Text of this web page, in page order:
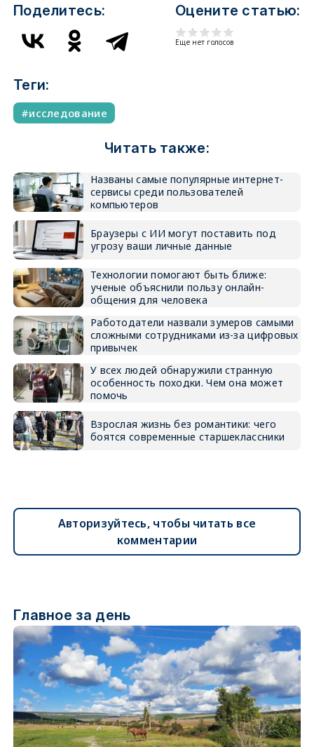
Поделитесь: Оцените статью:
Еще нет голосов
Теги:
исследование
Читать также:
Названы самые популярные интернет-
сервисы среди пользователей
компьютеров
Браузеры с ИИ могут поставить под
угрозу ваши личные данные
Технологии помогают быть ближе:
ученые объяснили пользу онлайн-
общения для человека
Работодатели назвали зумеров самыми
сложными сотрудниками из-за цифровых
привычек
У всех людей обнаружили странную
особенность походки. Чем она может
помочь
Взрослая жизнь без романтики: чего
боятся современные старшеклассники
Авторизуйтесь, чтобы читать все
комментарии
Главное за день